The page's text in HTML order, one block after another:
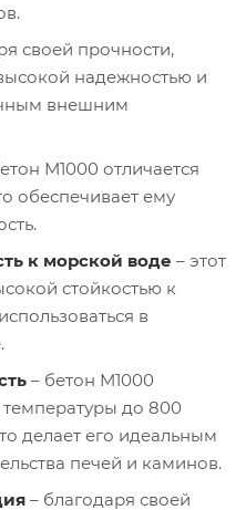
своей прочности,
надежностью и
внешним
М1000 отличается
обеспечивает ему
к морской воде – этот
стойкостью к
в
– бетон М1000
до 800
делает его идеальным
печей и каминов.
– благодаря своей